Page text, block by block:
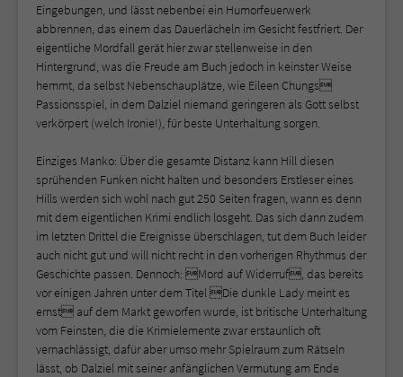
Eingebungen, und lässt nebenbei ein Humorfeuerwerk
abbrennen, das einem das Dauerlächeln im Gesicht festfriert. Der
eigentliche Mordfall gerät hier zwar stellenweise in den
Hintergrund, was die Freude am Buch jedoch in keinster Weise
hemmt, da selbst Nebenschauplätze, wie Eileen Chungs
Passionsspiel, in dem Dalziel niemand geringeren als Gott selbst
verkörpert (welch Ironie!), für beste Unterhaltung sorgen.
Einziges Manko: Über die gesamte Distanz kann Hill diesen
sprühenden Funken nicht halten und besonders Erstleser eines
Hills werden sich wohl nach gut 250 Seiten fragen, wann es denn
mit dem eigentlichen Krimi endlich losgeht. Das sich dann zudem
im letzten Drittel die Ereignisse überschlagen, tut dem Buch leider
auch nicht gut und will nicht recht in den vorherigen Rhythmus der
Geschichte passen. Dennoch: Mord auf Widerruf, das bereits
vor einigen Jahren unter dem Titel Die dunkle Lady meint es
ernst auf dem Markt geworfen wurde, ist britische Unterhaltung
vom Feinsten, die die Krimielemente zwar erstaunlich oft
vernachlässigt, dafür aber umso mehr Spielraum zum Rätseln
lässt, ob Dalziel mit seiner anfänglichen Vermutung am Ende